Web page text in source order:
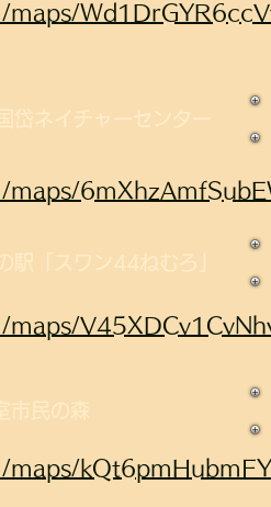
maps/
ネイチャーセンター
maps/
「スワン44ねむろ」
maps/
市民の森
maps/